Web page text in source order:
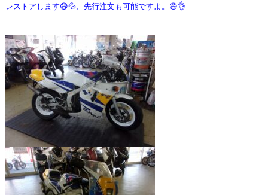
レストアします😅💦、先行注文も可能ですよ。😄👌